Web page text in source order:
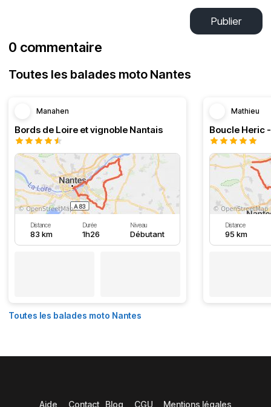
Publier
0 commentaire
Toutes les balades moto Nantes
Manahen
Bords de Loire et vignoble Nantais
Distance
83 km
Durée
1h26
Niveau
Débutant
Mathieu
Boucle Heric
Distance
95 km
Toutes les balades moto Nantes
Aide Contact Blog CGU Mentions légales